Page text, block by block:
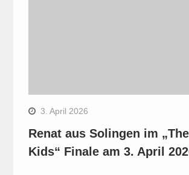
3. April 2026
Renat aus Solingen im
Kids“ Finale am 3. April